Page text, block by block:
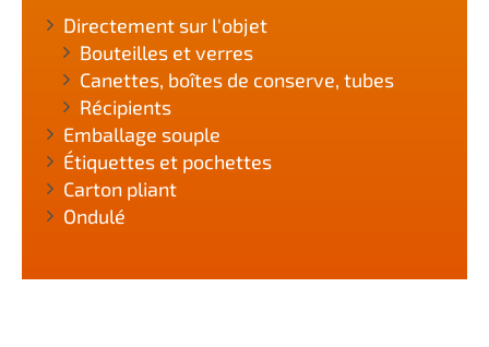
Directement sur l'objet
Bouteilles et verres
Canettes, boîtes de conserve, tubes
Récipients
Emballage souple
Étiquettes et pochettes
Carton pliant
Ondulé